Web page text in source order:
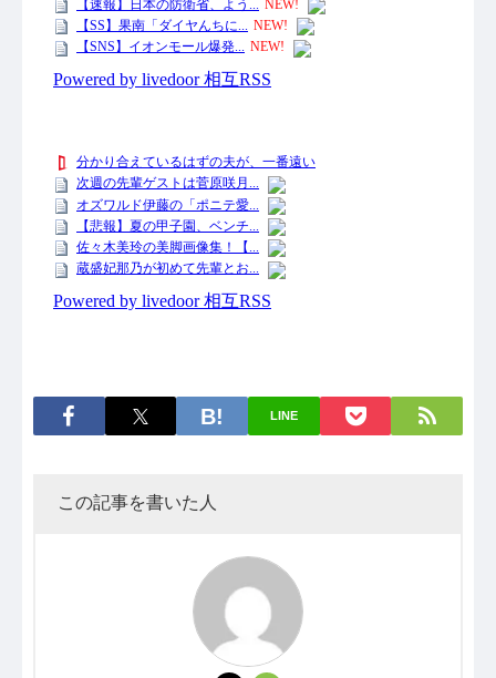
LINE
この記事を書いた人